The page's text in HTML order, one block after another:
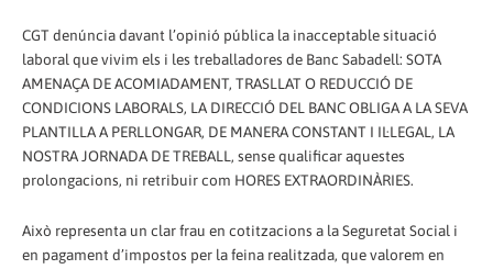
CGT denúncia davant l’opinió pública la inacceptable situació
laboral que vivim els i les treballadores de Banc Sabadell: SOTA
AMENAÇA DE ACOMIADAMENT, TRASLLAT O REDUCCIÓ DE
CONDICIONS LABORALS, LA DIRECCIÓ DEL BANC OBLIGA A LA SEVA
PLANTILLA A PERLLONGAR, DE MANERA CONSTANT I IL·LEGAL, LA
NOSTRA JORNADA DE TREBALL, sense qualificar aquestes
prolongacions, ni retribuir com HORES EXTRAORDINÀRIES.
Això representa un clar frau en cotitzacions a la Seguretat Social i
en pagament d’impostos per la feina realitzada, que valorem en